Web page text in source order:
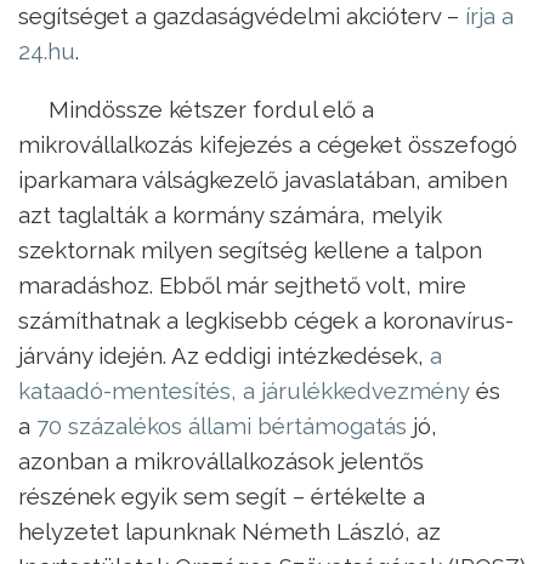
segítséget a gazdaságvédelmi akcióterv – írja a
24.hu.
Mindössze kétszer fordul elő a
mikrovállalkozás kifejezés a cégeket összefogó
iparkamara válságkezelő javaslatában, amiben
azt taglalták a kormány számára, melyik
szektornak milyen segítség kellene a talpon
maradáshoz. Ebből már sejthető volt, mire
számíthatnak a legkisebb cégek a koronavírus-
járvány idején. Az eddigi intézkedések, a
kataadó-mentesítés, a járulékkedvezmény és
a 70 százalékos állami bértámogatás jó,
azonban a mikrovállalkozások jelentős
részének egyik sem segít – értékelte a
helyzetet lapunknak Németh László, az